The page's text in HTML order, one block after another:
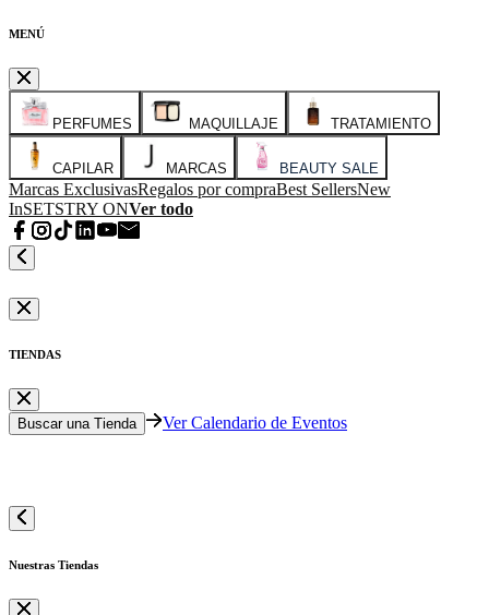
MENÚ
PERFUMES MAQUILLAJE TRATAMIENTO
CAPILAR MARCAS BEAUTY SALE
Marcas ExclusivasRegalos por compraBest SellersNew
InSETSTRY ONVer todo
TIENDAS
Buscar una Tienda Ver Calendario de Eventos
Nuestras Tiendas